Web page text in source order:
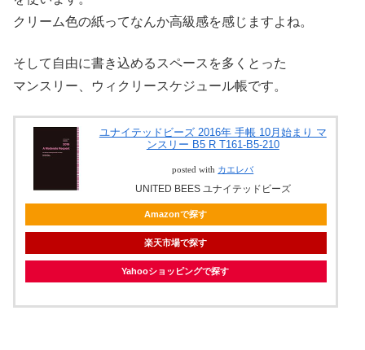
クリーム色の紙ってなんか高級感を感じますよね。
そして自由に書き込めるスペースを多くとった
マンスリー、ウィクリースケジュール帳です。
ユナイテッドビーズ 2016年 手帳 10月始まり マ
ンスリー B5 R T161-B5-210
posted with カエレバ
UNITED BEES ユナイテッドビーズ
Amazonで探す
楽天市場で探す
Yahooショッピングで探す